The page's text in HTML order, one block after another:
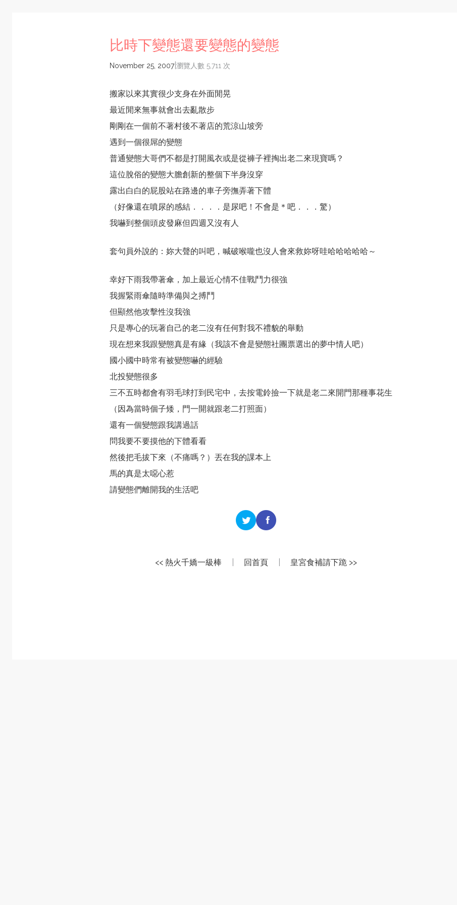
比時下變態還要變態的變態
November 25, 2007|瀏覽人數 5,711 次
搬家以來其實很少支身在外面閒晃
最近閒來無事就會出去亂散步
剛剛在一個前不著村後不著店的荒涼山坡旁
遇到一個很屌的變態
普通變態大哥們不都是打開風衣或是從褲子裡掏出老二來現寶嗎？
這位脫俗的變態大膽創新的整個下半身沒穿
露出白白的屁股站在路邊的車子旁撫弄著下體
（好像還在噴尿的感結．．．．是尿吧！不會是＊吧．．．驚）
我嚇到整個頭皮發麻但四週又沒有人
套句員外說的：妳大聲的叫吧，喊破喉嚨也沒人會來救妳呀哇哈哈哈哈哈～
幸好下雨我帶著傘，加上最近心情不佳戰鬥力很強
我握緊雨傘隨時準備與之搏鬥
但顯然他攻擊性沒我強
只是專心的玩著自己的老二沒有任何對我不禮貌的舉動
現在想來我跟變態真是有緣（我該不會是變態社團票選出的夢中情人吧）
國小國中時常有被變態嚇的經驗
北投變態很多
三不五時都會有羽毛球打到民宅中，去按電鈴撿一下就是老二來開門那種事花生
（因為當時個子矮，門一開就跟老二打照面）
還有一個變態跟我講過話
問我要不要摸他的下體看看
然後把毛拔下來（不痛嗎？）丟在我的課本上
馬的真是太噁心惹
請變態們離開我的生活吧
<< 熱火千嬌一級棒 回首頁 皇宮食補請下跪 >>